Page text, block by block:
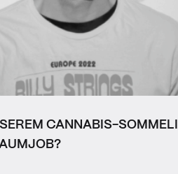
CANNABIS-